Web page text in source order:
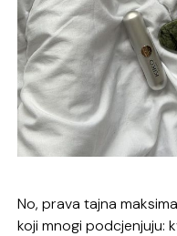
No, prava tajna
koji mnogi podcjenjuju: